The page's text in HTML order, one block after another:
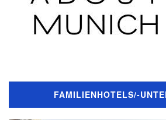
FAMILIENHOTELS/-